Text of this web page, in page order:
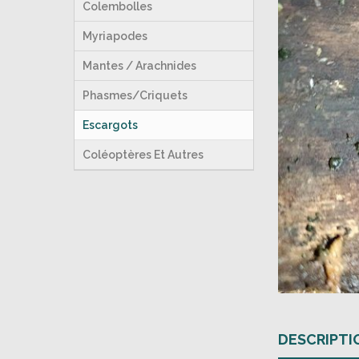
Colembolles
Myriapodes
Mantes / Arachnides
Phasmes/Criquets
Escargots
Coléoptères Et Autres